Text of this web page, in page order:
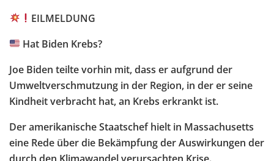
EILMELDUNG
Hat Biden Krebs?
Joe Biden teilte vorhin mit, dass er aufgrund der
Umweltverschmutzung in der Region, in der er seine
Kindheit verbracht hat, an Krebs erkrankt ist.
Der amerikanische Staatschef hielt in Massachusetts
eine Rede über die Bekämpfung der Auswirkungen der